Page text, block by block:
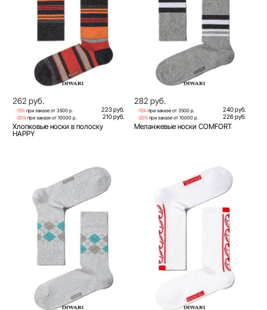
262 руб.
-15% при заказе от 3500 р. 223 руб.
-20% при заказе от 10000 р. 210 руб.
Хлопковые носки в полоску
HAPPY
282 руб.
-15% при заказе от 3500 р. 240 руб.
-20% при заказе от 10000 р. 226 руб.
Меланжевые носки COMFORT